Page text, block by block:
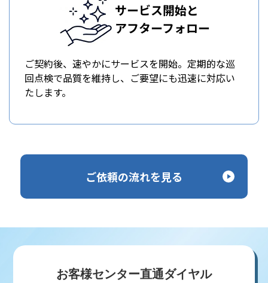
サービス開始と
アフターフォロー
ご契約後、速やかにサービスを開始。定期的な巡
回点検で品質を維持し、ご要望にも迅速に対応い
たします。
ご依頼の流れを見る
お客様センター直通ダイヤル